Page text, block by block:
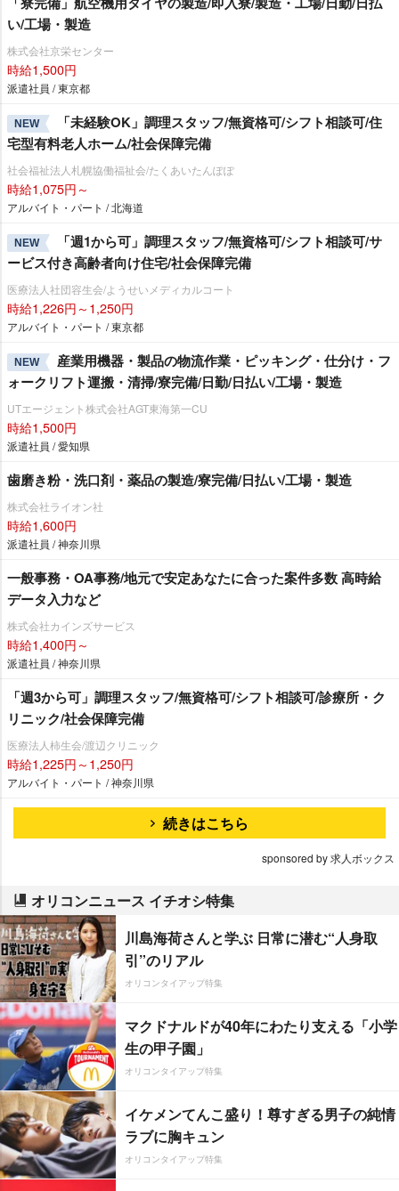
い/工場・製造
株式会社京栄センター
時給1,500円
派遣社員 / 東京都
NEW
「未経験OK」調理スタッフ/無資格可/シフト相談可/住
宅型有料老人ホーム/社会保障完備
社会福祉法人札幌協働福祉会/たくあいたんぽぽ
時給1,075円～
アルバイト・パート / 北海道
NEW
「週1から可」調理スタッフ/無資格可/シフト相談可/サ
ービス付き高齢者向け住宅/社会保障完備
医療法人社団容生会/ようせいメディカルコート
時給1,226円～1,250円
アルバイト・パート / 東京都
NEW
産業用機器・製品の物流作業・ピッキング・仕分け・フ
ォークリフト運搬・清掃/寮完備/日勤/日払い/工場・製造
UTエージェント株式会社AGT東海第一CU
時給1,500円
派遣社員 / 愛知県
歯磨き粉・洗口剤・薬品の製造/寮完備/日払い/工場・製造
株式会社ライオン社
時給1,600円
派遣社員 / 神奈川県
一般事務・OA事務/地元で安定あなたに合った案件多数 高時給
データ入力など
株式会社カインズサービス
時給1,400円～
派遣社員 / 神奈川県
「週3から可」調理スタッフ/無資格可/シフト相談可/診療所・ク
リニック/社会保障完備
医療法人柿生会/渡辺クリニック
時給1,225円～1,250円
アルバイト・パート / 神奈川県
続きはこちら
sponsored by 求人ボックス
オリコンニュース イチオシ特集
川島海荷さんと学ぶ 日常に潜む“人身取
引”のリアル
オリコンタイアップ特集
マクドナルドが40年にわたり支える「小学
生の甲子園」
オリコンタイアップ特集
イケメンてんこ盛り！尊すぎる男子の純情
ラブに胸キュン
オリコンタイアップ特集